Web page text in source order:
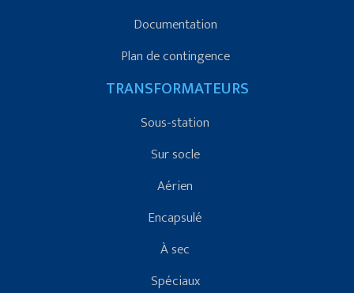
Documentation
Plan de contingence
TRANSFORMATEURS
Sous-station
Sur socle
Aérien
Encapsulé
À sec
Spéciaux